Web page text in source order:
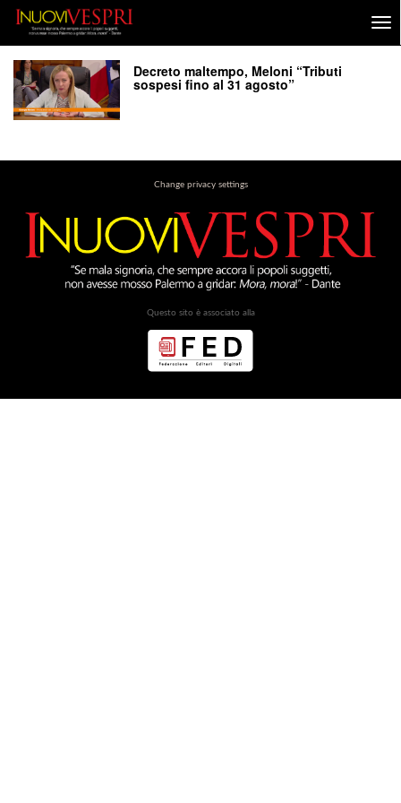
Decreto maltempo, Meloni “Tributi
sospesi fino al 31 agosto”
Change privacy settings
Questo sito è associato alla